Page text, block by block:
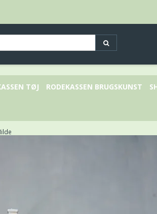
TØJ RODEKASSEN BRUGSKUNST